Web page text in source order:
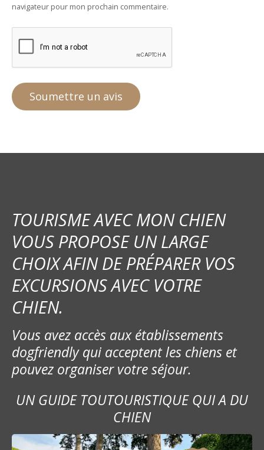
navigateur pour mon prochain commentaire.
TOURISME AVEC MON CHIEN
VOUS PROPOSE UN LARGE
CHOIX AFIN DE PRÉPARER VOS
EXCURSIONS AVEC VOTRE
CHIEN.
Vous avez accès aux établissements
dogfriendly qui acceptent les chiens et
pouvez organiser votre séjour.
UN GUIDE TOUTOURISTIQUE QUI A DU
CHIEN